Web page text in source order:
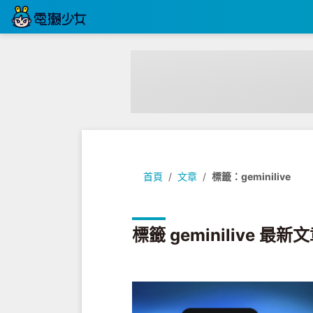
首頁 文章 標籤：geminilive
標籤 geminilive 最新文